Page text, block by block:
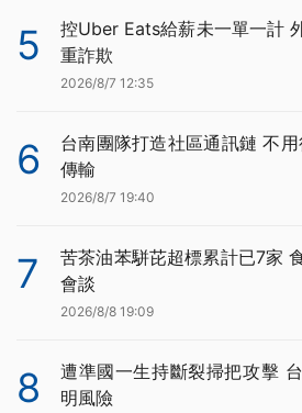
5
控Uber Eats給薪未一單一計
重詐欺
2026/8/7 12:35
6
台南團隊打造社區通訊鏈 不
傳輸
2026/8/7 19:40
7
苦茶油苯駢芘超標累計已7家
會談
2026/8/8 19:09
8
遭準國一生持斷裂掃把攻擊
明風險